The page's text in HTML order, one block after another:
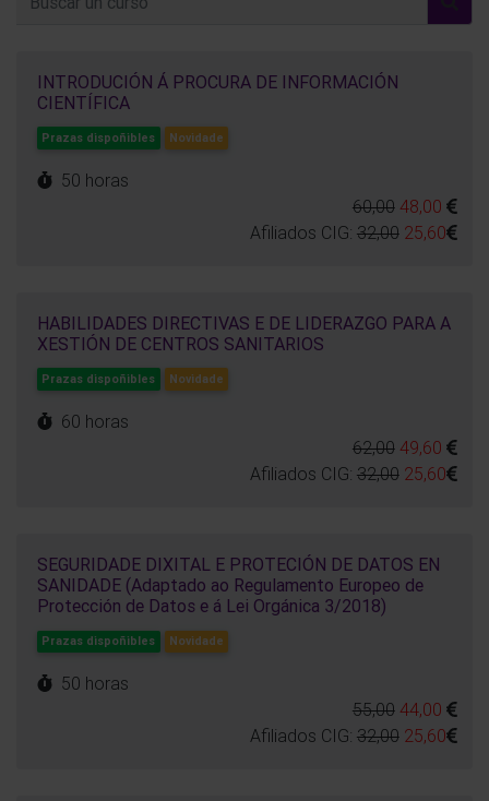
INTRODUCIÓN Á PROCURA DE INFORMACIÓN
CIENTÍFICA
Prazas dispoñibles Novidade
50 horas
60,00 48,00
Afiliados CIG: 32,00 25,60
HABILIDADES DIRECTIVAS E DE LIDERAZGO PARA A
XESTIÓN DE CENTROS SANITARIOS
Prazas dispoñibles Novidade
60 horas
62,00 49,60
Afiliados CIG: 32,00 25,60
SEGURIDADE DIXITAL E PROTECIÓN DE DATOS EN
SANIDADE (Adaptado ao Regulamento Europeo de
Protección de Datos e á Lei Orgánica 3/2018)
Prazas dispoñibles Novidade
50 horas
55,00 44,00
Afiliados CIG: 32,00 25,60